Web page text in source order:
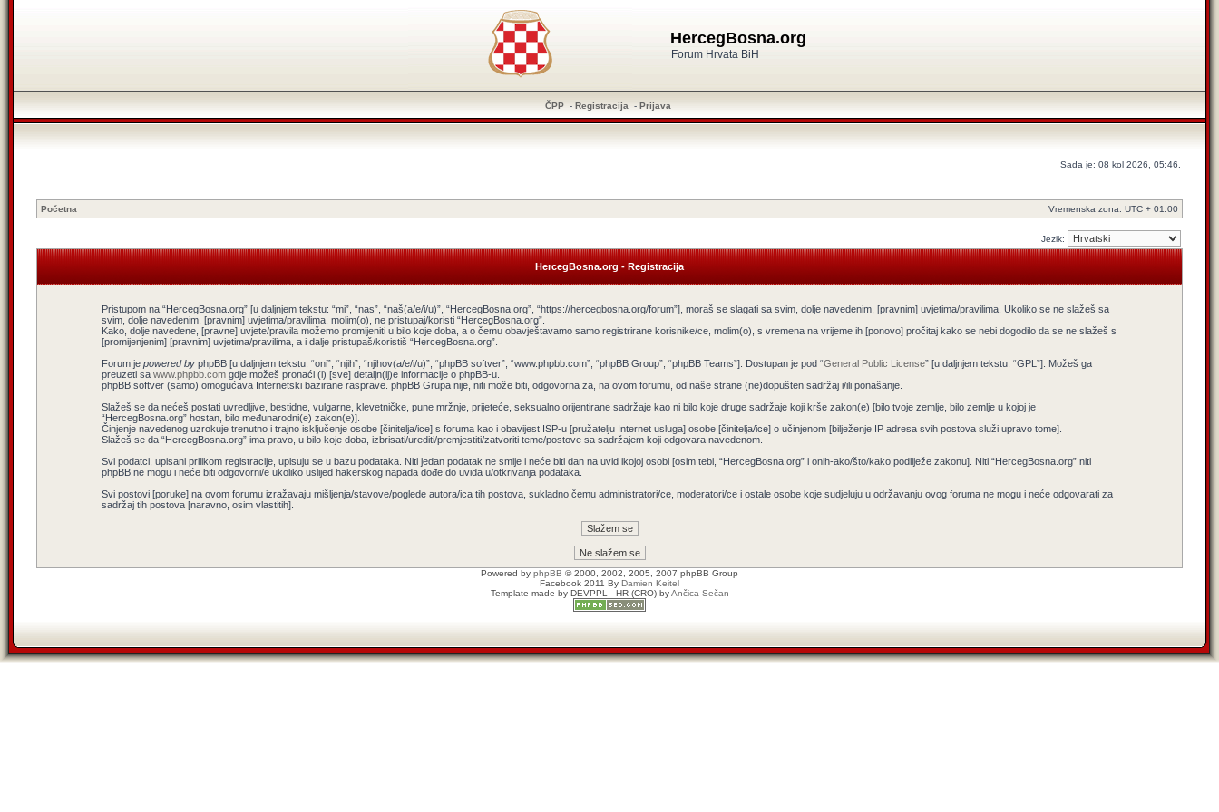
HercegBosna.org
Forum Hrvata BiH
ČPP - Registracija - Prijava
Sada je: 08 kol 2026, 05:46.
Početna Vremenska zona: UTC + 01:00
Jezik:
HercegBosna.org - Registracija
Pristupom na “HercegBosna.org” [u daljnjem tekstu: “mi”, “nas”, “naš(a/e/i/u)”, “HercegBosna.org”, “https://hercegbosna.org/forum”], moraš se slagati sa svim, dolje navedenim, [pravnim] uvjetima/pravilima. Ukoliko se ne slažeš sa
svim, dolje navedenim, [pravnim] uvjetima/pravilima, molim(o), ne pristupaj/koristi “HercegBosna.org”.
Kako, dolje navedene, [pravne] uvjete/pravila možemo promijeniti u bilo koje doba, a o čemu obavještavamo samo registrirane korisnike/ce, molim(o), s vremena na vrijeme ih [ponovo] pročitaj kako se nebi dogodilo da se ne slažeš s
[promijenjenim] [pravnim] uvjetima/pravilima, a i dalje pristupaš/koristiš “HercegBosna.org”.
Forum je powered by phpBB [u daljnjem tekstu: “oni”, “njih”, “njihov(a/e/i/u)”, “phpBB softver”, “www.phpbb.com”, “phpBB Group”, “phpBB Teams”]. Dostupan je pod “General Public License” [u daljnjem tekstu: “GPL”]. Možeš ga
preuzeti sa www.phpbb.com gdje možeš pronaći (i) [sve] detaljn(ij)e informacije o phpBB-u.
phpBB softver (samo) omogućava Internetski bazirane rasprave. phpBB Grupa nije, niti može biti, odgovorna za, na ovom forumu, od naše strane (ne)dopušten sadržaj i/ili ponašanje.
Slažeš se da nećeš postati uvredljive, bestidne, vulgarne, klevetničke, pune mržnje, prijeteće, seksualno orijentirane sadržaje kao ni bilo koje druge sadržaje koji krše zakon(e) [bilo tvoje zemlje, bilo zemlje u kojoj je
“HercegBosna.org” hostan, bilo međunarodni(e) zakon(e)].
Činjenje navedenog uzrokuje trenutno i trajno isključenje osobe [činitelja/ice] s foruma kao i obavijest ISP-u [pružatelju Internet usluga] osobe [činitelja/ice] o učinjenom [bilježenje IP adresa svih postova služi upravo tome].
Slažeš se da “HercegBosna.org” ima pravo, u bilo koje doba, izbrisati/urediti/premjestiti/zatvoriti teme/postove sa sadržajem koji odgovara navedenom.
Svi podatci, upisani prilikom registracije, upisuju se u bazu podataka. Niti jedan podatak ne smije i neće biti dan na uvid ikojoj osobi [osim tebi, “HercegBosna.org” i onih-ako/što/kako podliježe zakonu]. Niti “HercegBosna.org” niti
phpBB ne mogu i neće biti odgovorni/e ukoliko uslijed hakerskog napada dođe do uvida u/otkrivanja podataka.
Svi postovi [poruke] na ovom forumu izražavaju mišljenja/stavove/poglede autora/ica tih postova, sukladno čemu administratori/ce, moderatori/ce i ostale osobe koje sudjeluju u održavanju ovog foruma ne mogu i neće odgovarati za
sadržaj tih postova [naravno, osim vlastitih].
Powered by phpBB © 2000, 2002, 2005, 2007 phpBB Group
Facebook 2011 By Damien Keitel
Template made by DEVPPL - HR (CRO) byAnčica Sečan